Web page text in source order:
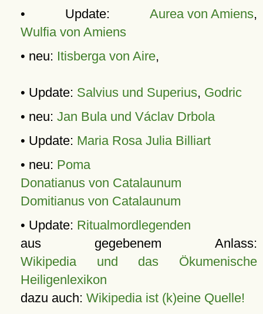
• Update: Aurea von Amiens,
Wulfia von Amiens
• neu: Itisberga von Aire,
• Update: Salvius und Superius, Godric
• neu: Jan Bula und Václav Drbola
• Update: Maria Rosa Julia Billiart
• neu: Poma
Donatianus von Catalaunum
Domitianus von Catalaunum
• Update: Ritualmordlegenden
aus gegebenem Anlass:
Wikipedia und das Ökumenische
Heiligenlexikon
dazu auch: Wikipedia ist (k)eine Quelle!